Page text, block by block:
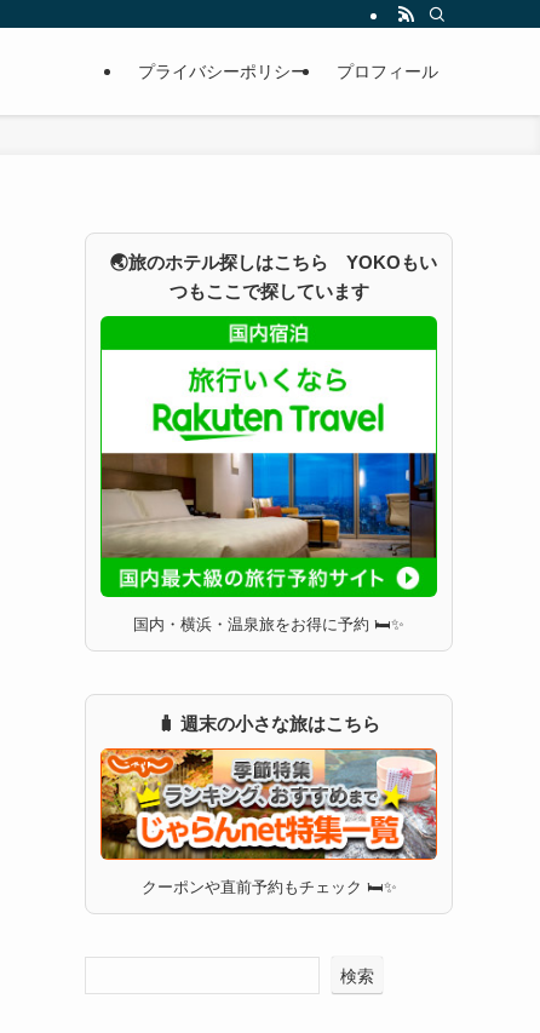
プライバシーポリシー プロフィール
🌏旅のホテル探しはこちら YOKOもい
つもここで探しています
国内・横浜・温泉旅をお得に予約 🛏✨
🧳 週末の小さな旅はこちら
クーポンや直前予約もチェック 🛏✨
検索